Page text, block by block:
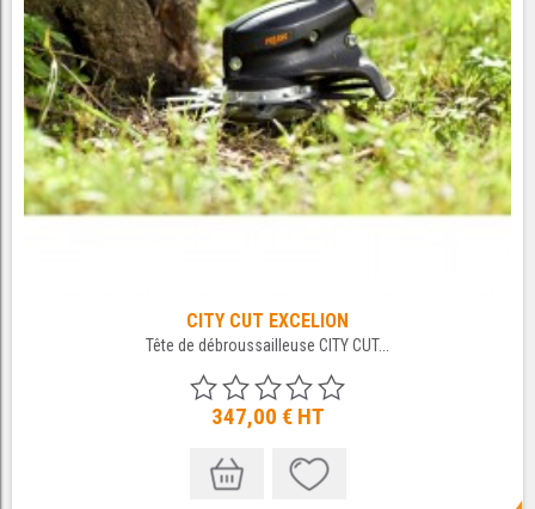
CITY CUT EXCELION
Tête de débroussailleuse CITY CUT...
347,00 € HT